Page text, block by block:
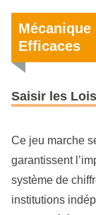
Efficaces
Saisir les
Ce jeu marche
garantissent
système de
institutions